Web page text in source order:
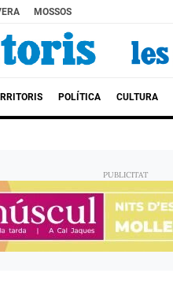
MOSSOS
POLÍTICA CULTURA